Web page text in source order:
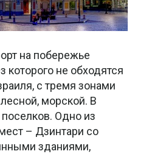
на побережье
которого не обходятся
с тремя зонами
морской. В
Одно из
– Дзинтари со
зданиями,